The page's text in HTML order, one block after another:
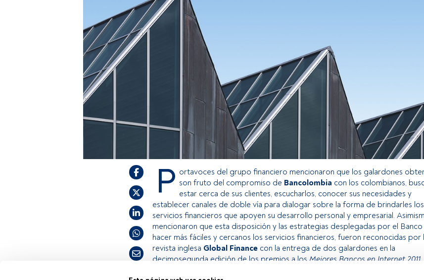
P ortavoces del grupo financiero mencionaron que los galardones
son fruto del compromiso de Bancolombia con los colombianos,
estar cerca de sus clientes, escucharlos, conocer sus necesidades y
establecer canales de doble vía para dialogar sobre la forma de brindarles los
servicios financieros que apoyen su desarrollo personal y empresarial.
mencionaron que esta disposición y las estrategias desplegadas por el Banco
hacer más fáciles y cercanos los servicios financieros, fueron reconocidas por
revista inglesa Global Finance con la entrega de dos galardones en la
decimosegunda edición de los premios a los Mejores Bancos en Internet 2011